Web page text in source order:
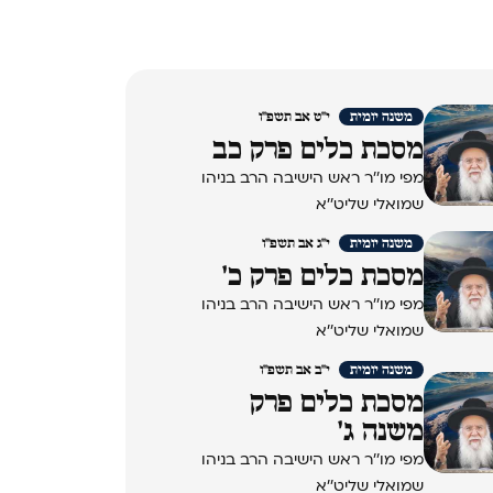
י"ט אב תשפ"ו משנה יומית
מסכת כלים פרק כב
מפי מו''ר ראש הישיבה הרב בניהו
שמואלי שליט''א
י"ג אב תשפ"ו משנה יומית
מסכת כלים פרק כ'
מפי מו''ר ראש הישיבה הרב בניהו
שמואלי שליט''א
י"ב אב תשפ"ו משנה יומית
מסכת כלים פרק
משנה ג'
מפי מו''ר ראש הישיבה הרב בניהו
שמואלי שליט''א